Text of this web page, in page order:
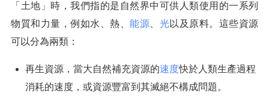
「土地」時，我們指的是自然界中可供人類使用的一系列
物質和力量，例如水、熱、 能源 光以及原料。這些資源
可以分為兩類：
再生資源，當大自然補充資源的速度快於人類生產過程
消耗的速度，或資源豐富到其滅絕不構成問題。